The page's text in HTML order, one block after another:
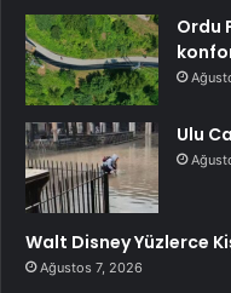
Ordu
Ulu
Walt Disney Yüzlerce
Ağustos 7, 2026